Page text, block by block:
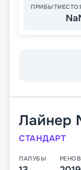
ПРИБЫТИЕ
Лайнер
СТАНДАРТ
ПАЛУБЫ